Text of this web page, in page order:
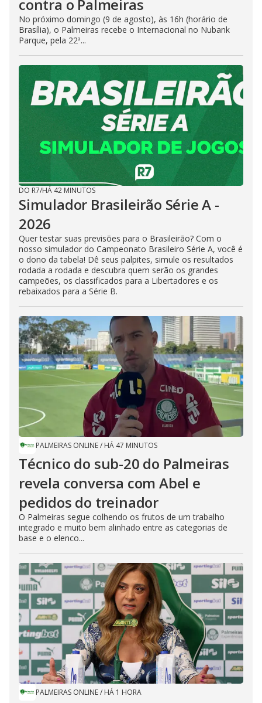
contra o Palmeiras
No próximo domingo (9 de agosto), às 16h (horário de
Brasília), o Palmeiras recebe o Internacional no Nubank
Parque, pela 22ª...
DO R7/HÁ 42 MINUTOS
Simulador Brasileirão Série A -
2026
Quer testar suas previsões para o Brasileirão? Com o
nosso simulador do Campeonato Brasileiro Série A, você é
o dono da tabela! Dê seus palpites, simule os resultados
rodada a rodada e descubra quem serão os grandes
campeões, os classificados para a Libertadores e os
rebaixados para a Série B.
PALMEIRAS ONLINE/ HÁ 47 MINUTOS
Técnico do sub-20 do Palmeiras
revela conversa com Abel e
pedidos do treinador
O Palmeiras segue colhendo os frutos de um trabalho
integrado e muito bem alinhado entre as categorias de
base e o elenco...
PALMEIRAS ONLINE/ HÁ 1 HORA